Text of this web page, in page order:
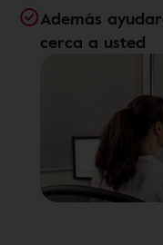
Además
cerca a usted